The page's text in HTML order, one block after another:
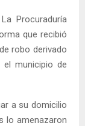
Procuraduría
que recibió
robo derivado
municipio de
a su domicilio
lo amenazaron